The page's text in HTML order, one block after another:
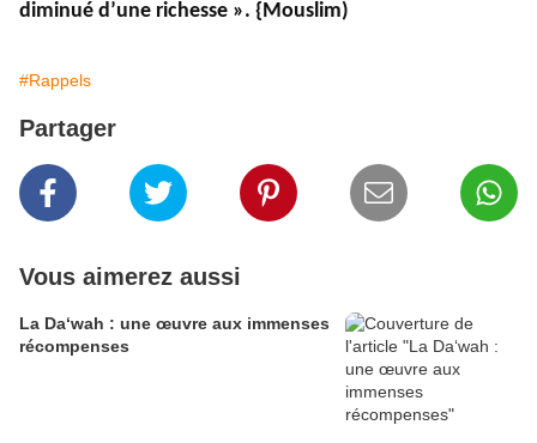
diminué d’une richesse ». {Mouslim)
#Rappels
Partager
Vous aimerez aussi
La Da‘wah : une œuvre aux immenses
récompenses